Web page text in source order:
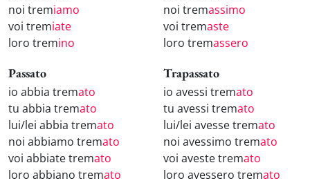
noi tremiamo
voi tremiate
loro tremino
noi tremassimo
voi tremaste
loro tremassero
Passato
io abbia tremato
tu abbia tremato
lui/lei abbia tremato
noi abbiamo tremato
voi abbiate tremato
loro abbiano tremato
Trapassato
io avessi tremato
tu avessi tremato
lui/lei avesse tremato
noi avessimo tremato
voi aveste tremato
loro avessero tremato